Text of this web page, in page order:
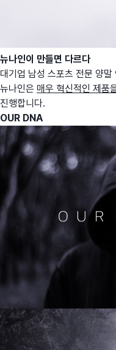
뉴나인이 만들면 다르다
대기업 남성 스포츠 전문 양
뉴나인은 매우 혁신적인 제품
진행합니다.
OUR DNA